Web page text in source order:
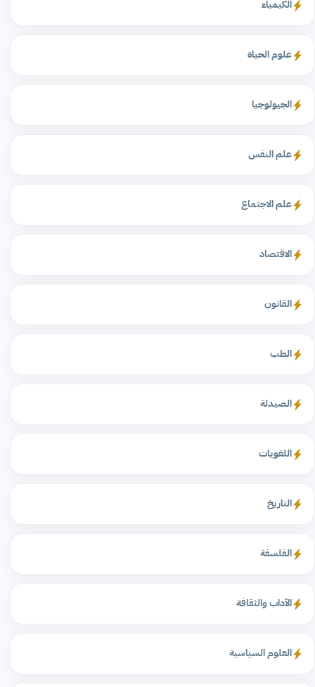
الكيمياء
علوم الحياة
الجيولوجيا
علم النفس
علم الاجتماع
الاقتصاد
القانون
الطب
الصيدلة
اللغويات
التاريخ
الفلسفة
الآداب والثقافة
العلوم السياسية